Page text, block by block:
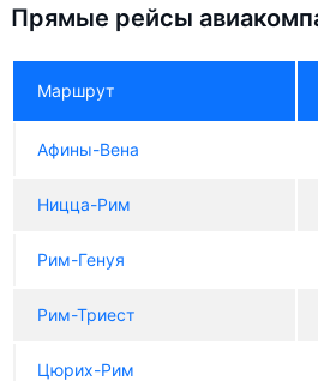
Прямые рейсы
Маршрут
Афины-Вена
Ницца-Рим
Рим-Генуя
Рим-Триест
Цюрих-Рим